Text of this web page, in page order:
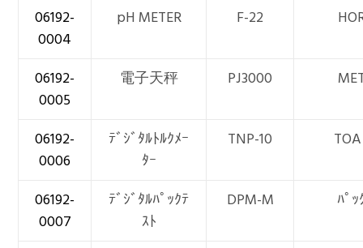
06192-
0004
pH METER F-22
06192-
0005
電子天秤 PJ3000
06192-
0006
ﾃﾞｼﾞﾀﾙﾄﾙｸﾒｰ
ﾀｰ
TNP-10
06192-
0007
ﾃﾞｼﾞﾀﾙﾊﾟｯｸﾃ
ｽﾄ
DPM-M ﾊﾟ